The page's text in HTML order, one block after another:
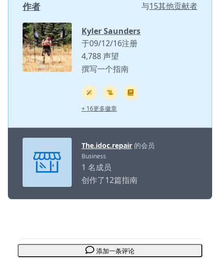
作者 与15其他贡献者
Kyler Saunders
于09/12/16注册
4,788 声望
撰写一个指南
+ 16更多徽章
The.idoc.repair 的会员
Business
1 名成员
创作了12篇指南
添加一条评论